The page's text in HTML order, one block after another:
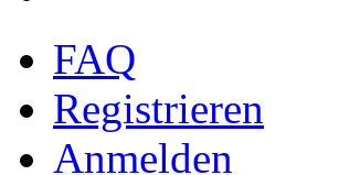
FAQ
Registrieren
Anmelden